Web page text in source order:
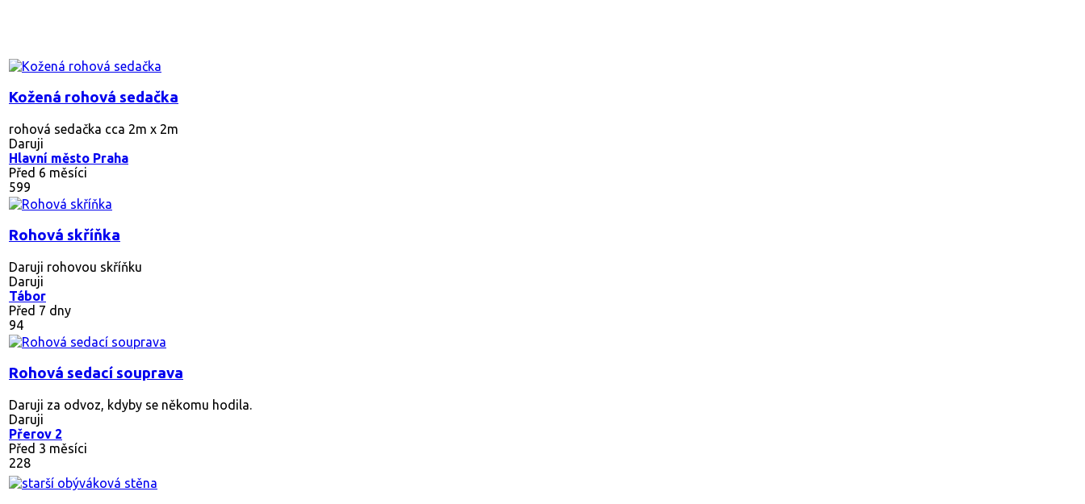
Kožená rohová sedačka
rohová sedačka cca 2m x 2m
Daruji
Hlavní město Praha
Před 6 měsíci
599
Rohová skříňka
Daruji rohovou skříňku
Daruji
Tábor
Před 7 dny
94
Rohová sedací souprava
Daruji za odvoz, kdyby se někomu hodila.
Daruji
Přerov 2
Před 3 měsíci
228